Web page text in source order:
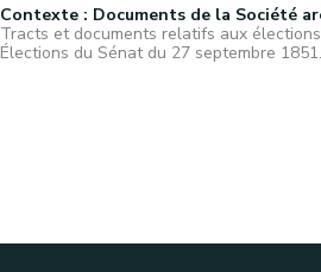
Contexte : Documents de la Société
Tracts et documents relatifs aux
Élections du Sénat du 27 septembre 1851.